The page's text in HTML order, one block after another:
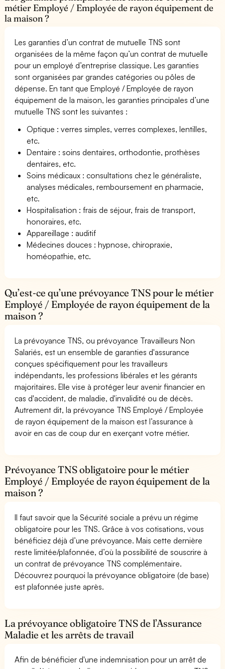
métier Employé / Employée de rayon équipement de
la maison ?
Les garanties d’un contrat de mutuelle TNS sont
organisées de la même façon qu’un contrat de mutuelle
pour un employé d’entreprise classique. Les garanties
sont organisées par grandes catégories ou pôles de
dépense. En tant que Employé / Employée de rayon
équipement de la maison, les garanties principales d’une
mutuelle TNS sont les suivantes :
Optique : verres simples, verres complexes, lentilles,
etc.
Dentaire : soins dentaires, orthodontie, prothèses
dentaires, etc.
Soins médicaux : consultations chez le généraliste,
analyses médicales, remboursement en pharmacie,
etc.
Hospitalisation : frais de séjour, frais de transport,
honoraires, etc.
Appareillage : auditif
Médecines douces : hypnose, chiropraxie,
homéopathie, etc.
Qu’est-ce qu’une prévoyance TNS pour le métier
Employé / Employée de rayon équipement de la
maison ?
La prévoyance TNS, ou prévoyance Travailleurs Non
Salariés, est un ensemble de garanties d'assurance
conçues spécifiquement pour les travailleurs
indépendants, les professions libérales et les gérants
majoritaires. Elle vise à protéger leur avenir financier en
cas d'accident, de maladie, d'invalidité ou de décès.
Autrement dit, la prévoyance TNS Employé / Employée
de rayon équipement de la maison est l’assurance à
avoir en cas de coup dur en exerçant votre métier.
Prévoyance TNS obligatoire pour le métier
Employé / Employée de rayon équipement de la
maison ?
Il faut savoir que la Sécurité sociale a prévu un régime
obligatoire pour les TNS. Grâce à vos cotisations, vous
bénéficiez déjà d’une prévoyance. Mais cette dernière
reste limitée/plafonnée, d’où la possibilité de souscrire à
un contrat de prévoyance TNS complémentaire.
Découvrez pourquoi la prévoyance obligatoire (de base)
est plafonnée juste après.
La prévoyance obligatoire TNS de l’Assurance
Maladie et les arrêts de travail
Afin de bénéficier d'une indemnisation pour un arrêt de